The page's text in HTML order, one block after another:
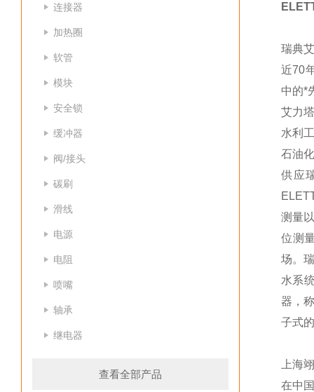
连接器
加热圈
软管
模块
安全锁
缓冲器
阀/接头
碳刷
滑线
电源
电阻
喷嘴
轴承
继电器
查看全部产品
瑞典
近70
中的*
艾力
水利
石油
供应
测量
位测
场。
水系
器，
子式
上海
在中